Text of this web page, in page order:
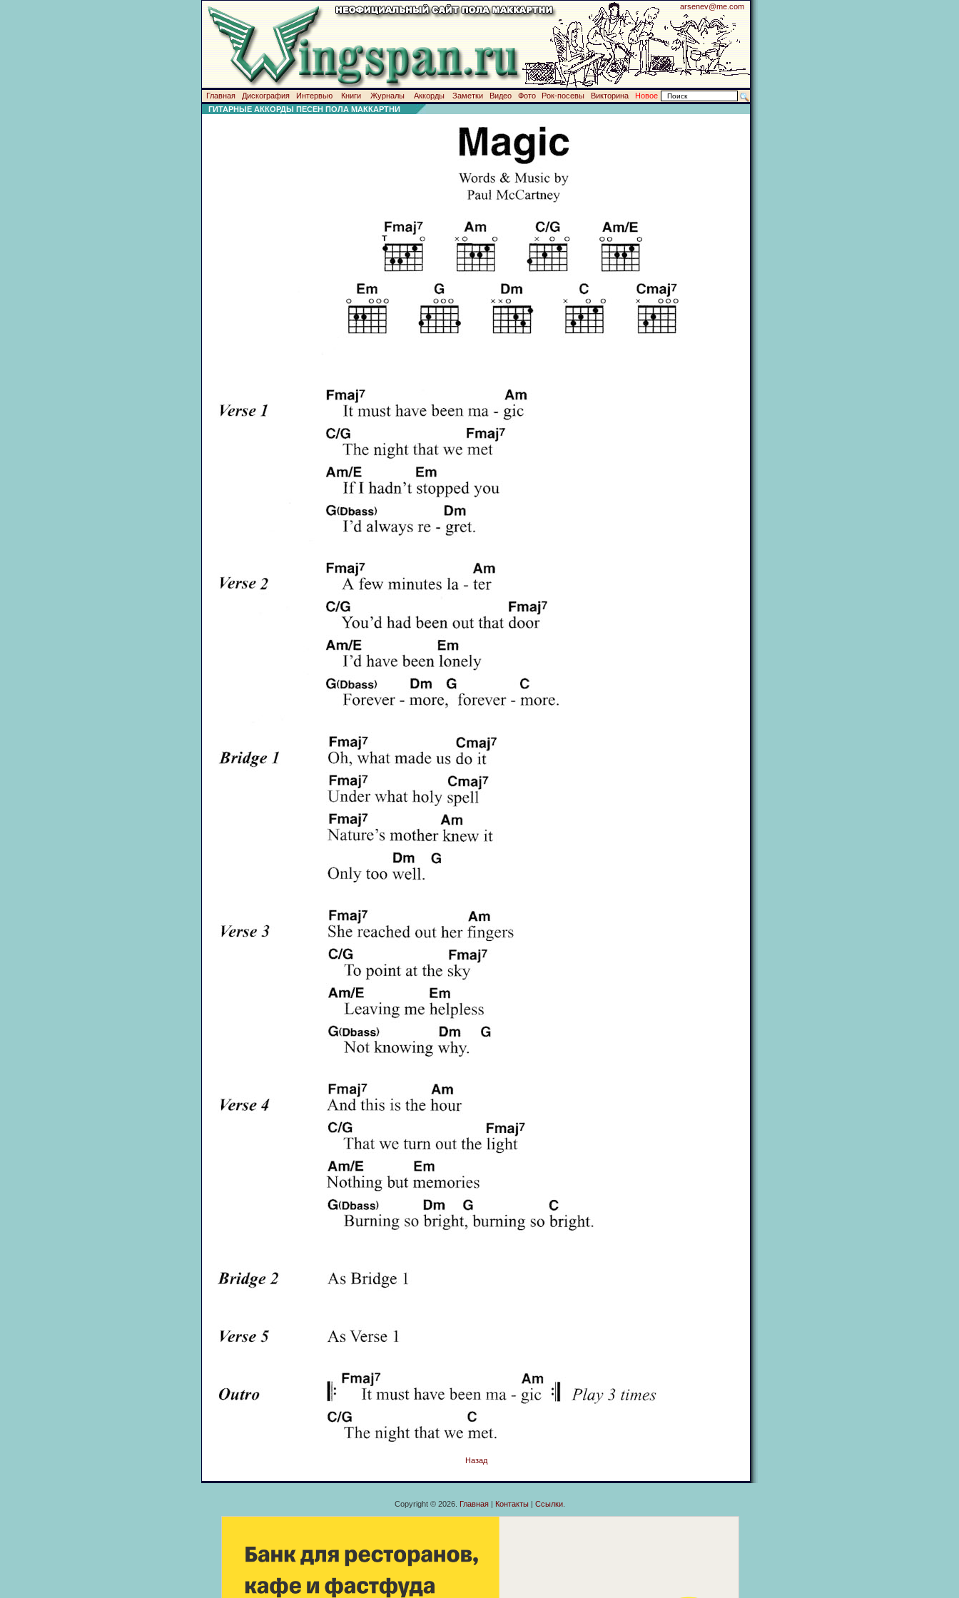
arsenev@me.com
Главная Дискография Интервью Книги Журналы Аккорды Заметки Видео Фото Рок-посевы Викторина
Новое
ГИТАРНЫЕ АККОРДЫ ПЕСЕН ПОЛА МАККАРТНИ
Назад
Copyright © 2026. Главная| Контакты| Ссылки.